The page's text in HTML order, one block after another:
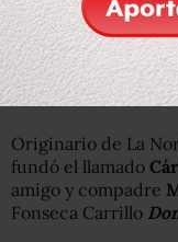
Originario de La
fundó el llamado
amigo y compadre
Fonseca Carrillo